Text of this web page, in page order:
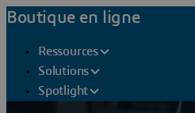
Boutique en ligne
Ressources
Solutions
Spotlight